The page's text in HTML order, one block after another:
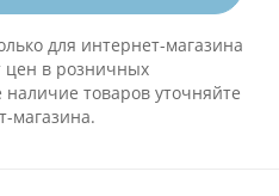
для интернет-магазина
цен в розничных
наличие товаров уточняйте
магазина.